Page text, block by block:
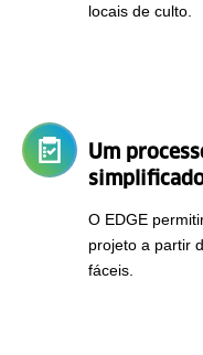
locais de culto.
Um
O EDGE
projeto a partir
fáceis.